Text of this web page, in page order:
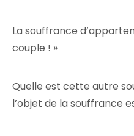
La souffrance
couple ! »
Quelle est cette autre
l’objet de la souffrance